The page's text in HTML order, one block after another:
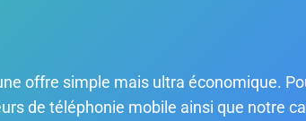
offre simple mais ultra économique.
de téléphonie mobile ainsi que notre